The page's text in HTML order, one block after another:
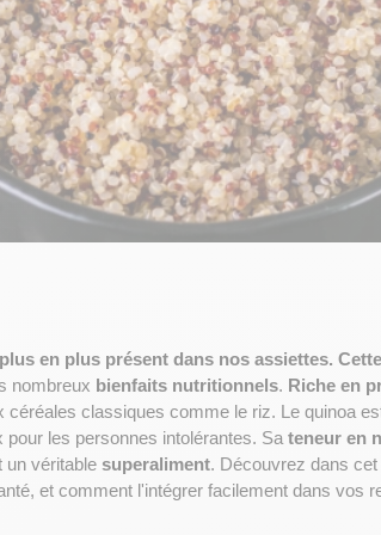
en plus présent dans nos assiettes.
nombreux bienfaits nutritionnels. Riche en
céréales classiques comme le riz. Le quinoa
pour les personnes intolérantes. Sa teneur en
un véritable superaliment. Découvrez dans cet
et comment l'intégrer facilement dans vos